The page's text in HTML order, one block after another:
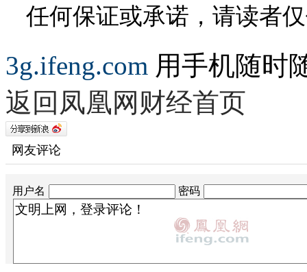
任何保证或承诺，请读者
3g.ifeng.com 用手机随时
返回凤凰网财经首页
网友评论
用户名 密码